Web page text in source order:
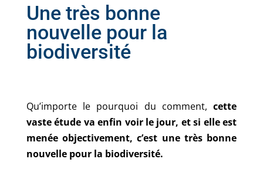
Une très bonne
nouvelle pour la
biodiversité
Qu’importe le pourquoi du comment,cette
vaste étude va enfin voir le jour, et si elle est
menée objectivement, c’est une très bonne
nouvelle pour la biodiversité.